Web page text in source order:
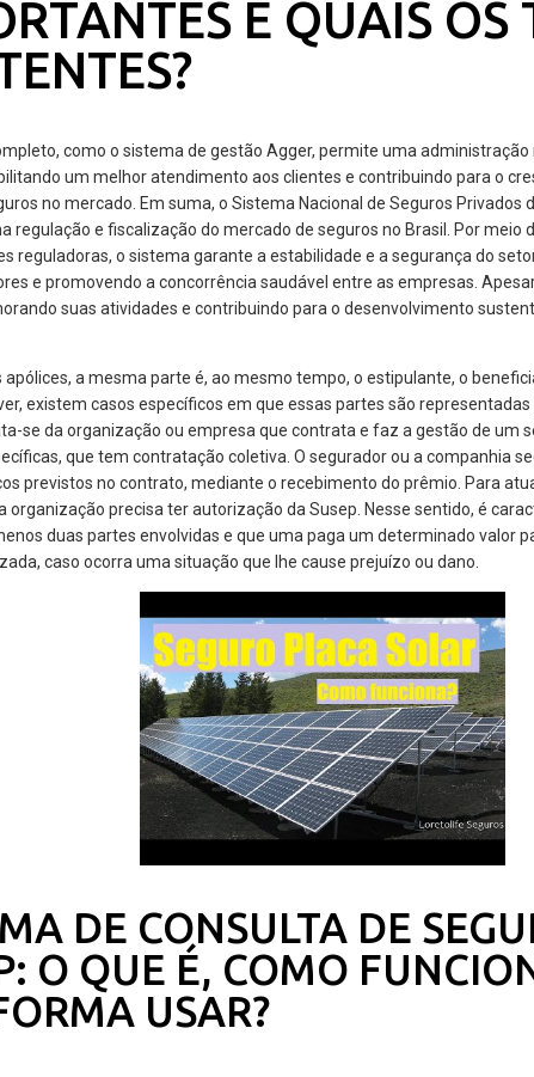
E QUAIS OS
como o sistema de gestão Agger, permite uma
um melhor atendimento aos clientes e contribuindo para o
no mercado. Em suma, o Sistema Nacional de Seguros Privados
regulação e fiscalização do mercado de seguros no Brasil. Por meio
reguladoras, o sistema garante a estabilidade e a segurança do
e promovendo a concorrência saudável entre as empresas.
suas atividades e contribuindo para o desenvolvimento
apólices, a mesma parte é, ao mesmo tempo, o estipulante, o
existem casos específicos em que essas partes são
se da organização ou empresa que contrata e faz a gestão de um
que tem contratação coletiva. O segurador ou a companhia
previstos no contrato, mediante o recebimento do prêmio. Para
organização precisa ter autorização da Susep. Nesse sentido, é
duas partes envolvidas e que uma paga um determinado valor
caso ocorra uma situação que lhe cause prejuízo ou dano.
DE CONSULTA DE
O QUE É, COMO
USAR?